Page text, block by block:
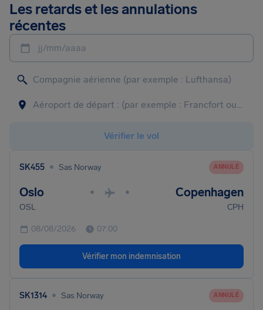
Les retards et les annulations
récentes
jj/mm/aaaa
Vérifier le vol
SK455 • Sas Norway ANNULÉ
Oslo • • Copenhagen
OSL CPH
08/08/2026 07:00
Vérifier mon indemnisation
SK1314 • Sas Norway ANNULÉ